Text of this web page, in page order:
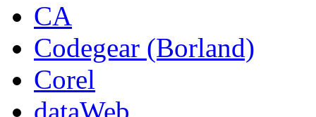
CA
Codegear (Borland)
Corel